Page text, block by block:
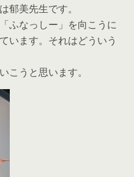
郁美先生です。
ふなっしー」を向こうに
います。それはどういう
こうと思います。